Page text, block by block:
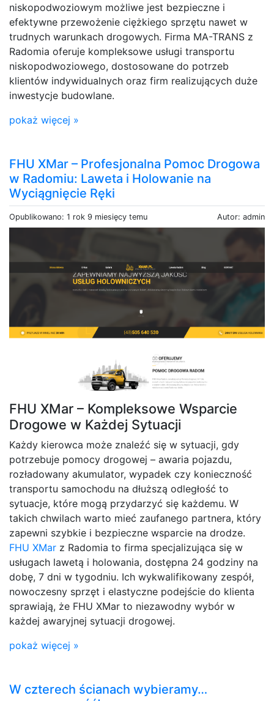
niskopodwoziowym możliwe jest bezpieczne i
efektywne przewożenie ciężkiego sprzętu nawet w
trudnych warunkach drogowych. Firma MA-TRANS z
Radomia oferuje kompleksowe usługi transportu
niskopodwoziowego, dostosowane do potrzeb
klientów indywidualnych oraz firm realizujących duże
inwestycje budowlane.
pokaż więcej »
FHU XMar – Profesjonalna Pomoc Drogowa
w Radomiu: Laweta i Holowanie na
Wyciągnięcie Ręki
Opublikowano: 1 rok 9 miesięcy temu Autor: admin
FHU XMar – Kompleksowe Wsparcie
Drogowe w Każdej Sytuacji
Każdy kierowca może znaleźć się w sytuacji, gdy
potrzebuje pomocy drogowej – awaria pojazdu,
rozładowany akumulator, wypadek czy konieczność
transportu samochodu na dłuższą odległość to
sytuacje, które mogą przydarzyć się każdemu. W
takich chwilach warto mieć zaufanego partnera, który
zapewni szybkie i bezpieczne wsparcie na drodze.
FHU XMar z Radomia to firma specjalizująca się w
usługach lawetą i holowania, dostępna 24 godziny na
dobę, 7 dni w tygodniu. Ich wykwalifikowany zespół,
nowoczesny sprzęt i elastyczne podejście do klienta
sprawiają, że FHU XMar to niezawodny wybór w
każdej awaryjnej sytuacji drogowej.
pokaż więcej »
W czterech ścianach wybieramy…